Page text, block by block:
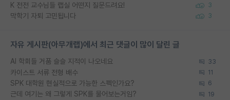
K 전전 교수님들 랩실 어떤지 질문드려요! 3
막학기 자퇴 고민됩니다 3
자유 게시판(아무개랩)에서 최근 댓글이 많이 달린 글
AI 학회들 거품 슬슬 지적이 나오네요 33
카이스트 서류 전형 배수 11
SPK 대학원 현실적으로 가능한 스펙인가요? 6
근데 여기는 왜 그렇게 SPK를 물어보는거임? 19